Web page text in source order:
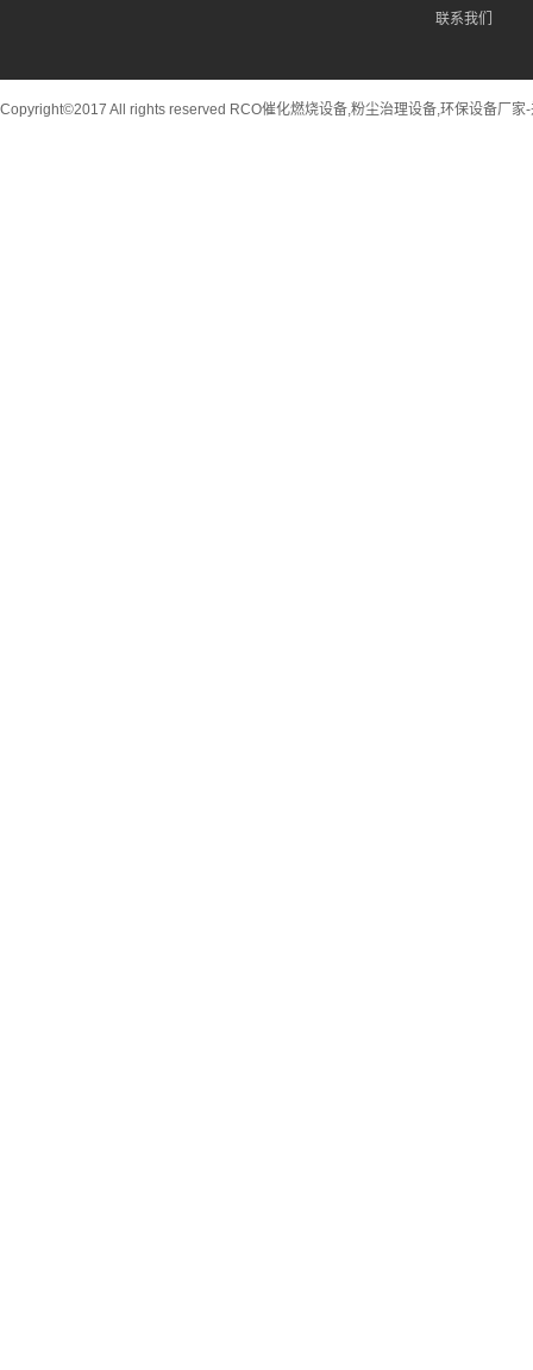
联系我们
Copyright©2017 All rights reserved RCO催化燃烧设备,粉尘治理设备,环保设备厂